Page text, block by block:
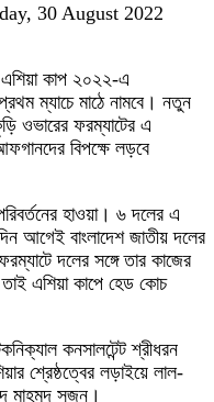
30 August 2022
কাপ ২০২২-এ
ম্যাচে মাঠে নামবে। নতুন
ওভারের ফরম্যাটের এ
বিপক্ষে লড়বে
হাওয়া। ৬ দলের এ
আগেই বাংলাদেশ জাতীয় দলের
দলের সঙ্গে তার কাজের
তাই এশিয়া কাপে হেড কোচ
কনসালটেন্ট শ্রীধরন
শ্রেষ্ঠত্বের লড়াইয়ে লাল-
মাহমুদ সুজন।